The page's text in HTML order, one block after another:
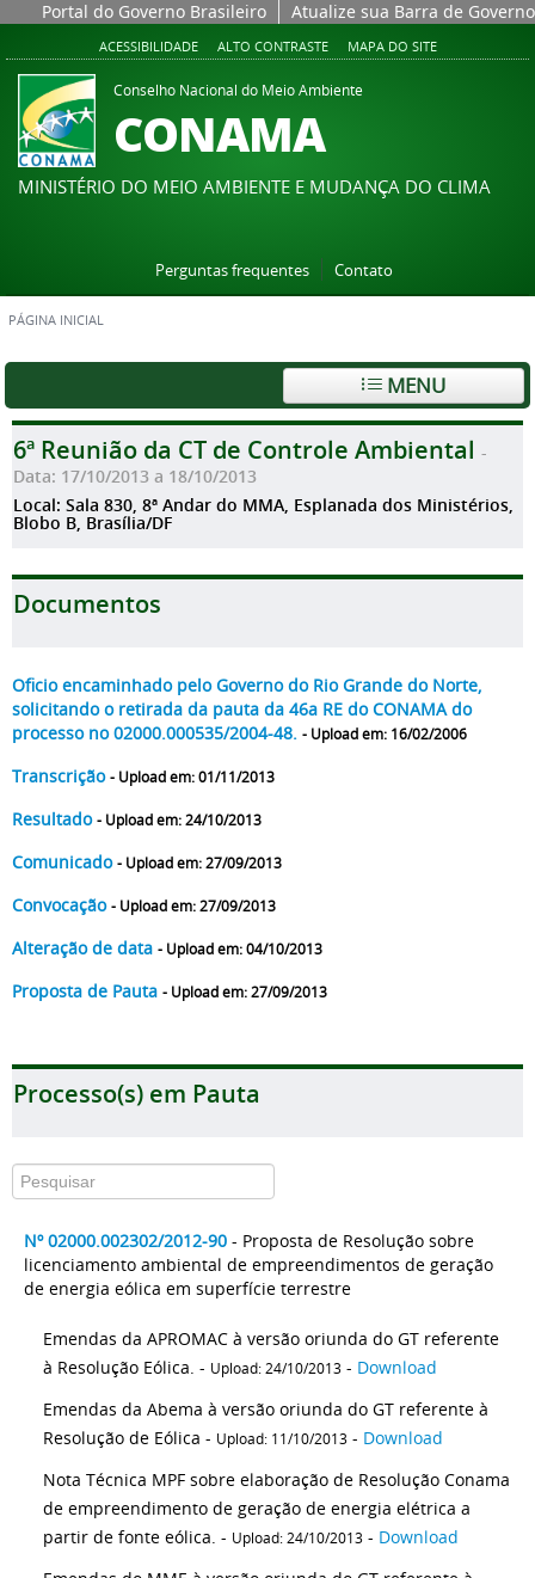
Portal do Governo Brasileiro Atualize sua Barra de Governo
ACESSIBILIDADE ALTO CONTRASTE MAPA DO SITE
Conselho Nacional do Meio Ambiente
CONAMA
MINISTÉRIO DO MEIO AMBIENTE E MUDANÇA DO CLIMA
Perguntas frequentes Contato
PÁGINA INICIAL
MENU
6ª Reunião da CT de Controle Ambiental -
Data: 17/10/2013 a 18/10/2013
Local: Sala 830, 8ª Andar do MMA, Esplanada dos Ministérios,
Blobo B, Brasília/DF
Documentos
Oficio encaminhado pelo Governo do Rio Grande do Norte,
solicitando o retirada da pauta da 46a RE do CONAMA do
processo no 02000.000535/2004-48. - Upload em: 16/02/2006
Transcrição - Upload em: 01/11/2013
Resultado - Upload em: 24/10/2013
Comunicado - Upload em: 27/09/2013
Convocação - Upload em: 27/09/2013
Alteração de data - Upload em: 04/10/2013
Proposta de Pauta - Upload em: 27/09/2013
Processo(s) em Pauta
Nº 02000.002302/2012-90 - Proposta de Resolução sobre
licenciamento ambiental de empreendimentos de geração
de energia eólica em superfície terrestre
Emendas da APROMAC à versão oriunda do GT referente
à Resolução Eólica. - Upload: 24/10/2013 - Download
Emendas da Abema à versão oriunda do GT referente à
Resolução de Eólica - Upload: 11/10/2013 - Download
Nota Técnica MPF sobre elaboração de Resolução Conama
de empreendimento de geração de energia elétrica a
partir de fonte eólica. - Upload: 24/10/2013 - Download